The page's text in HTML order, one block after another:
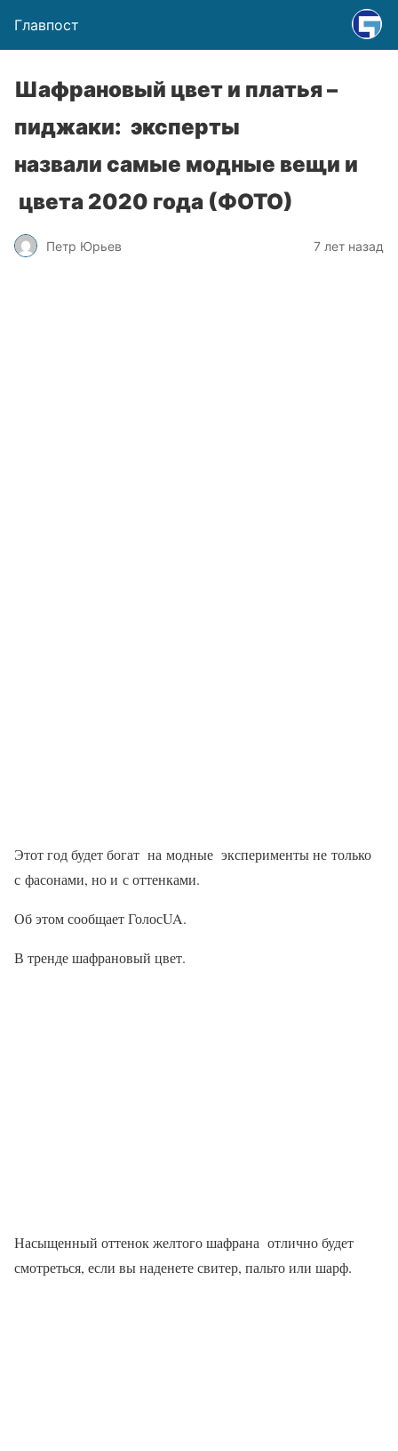
Главпост
Шафрановый цвет и платья –
пиджаки: эксперты
назвали самые модные вещи и
цвета 2020 года (ФОТО)
Петр Юрьев 7 лет назад
Этот год будет богат на модные эксперименты не только
с фасонами, но и с оттенками.
Об этом сообщает ГолосUA.
В тренде шафрановый цвет.
Насыщенный оттенок желтого шафрана отлично будет
смотреться, если вы наденете свитер, пальто или шарф.